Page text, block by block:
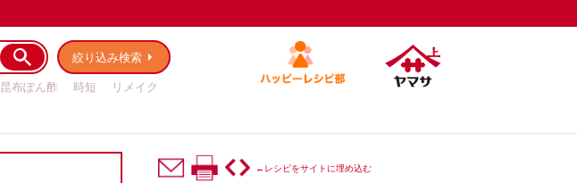
絞り込み検索
昆布ぽん酢 時短
リメイク
←レシピをサイトに埋め込む